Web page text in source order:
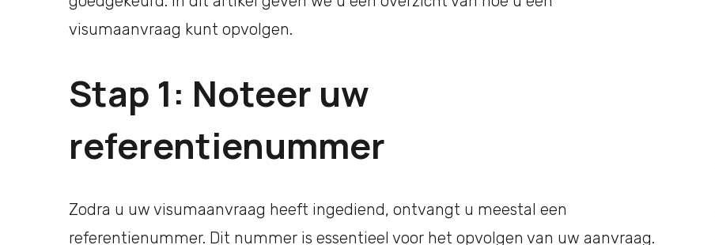
visumaanvraag kunt opvolgen.
Stap 1: Noteer uw
referentienummer
Zodra u uw visumaanvraag heeft ingediend, ontvangt u meestal een
referentienummer. Dit nummer is essentieel voor het opvolgen van uw aanvraag.